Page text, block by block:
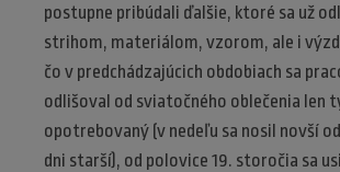
postupne pribúdali ďalšie, ktoré sa už
strihom, materiálom, vzorom, ale i
čo v predchádzajúcich obdobiach sa
odlišoval od sviatočného oblečenia len
opotrebovaný (v nedeľu sa nosil novší
dni starší), od polovice 19. storočia sa